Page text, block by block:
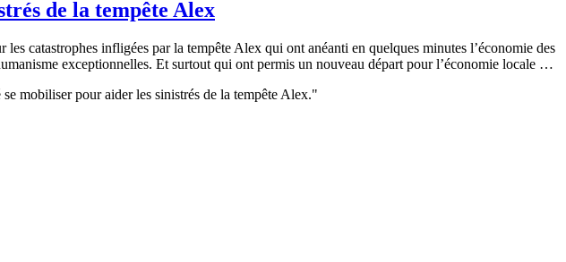
de la tempête Alex
catastrophes infligées par la tempête Alex qui ont anéanti en quelques minutes l’économie des
exceptionnelles. Et surtout qui ont permis un nouveau départ pour l’économie locale …
mobiliser pour aider les sinistrés de la tempête Alex."